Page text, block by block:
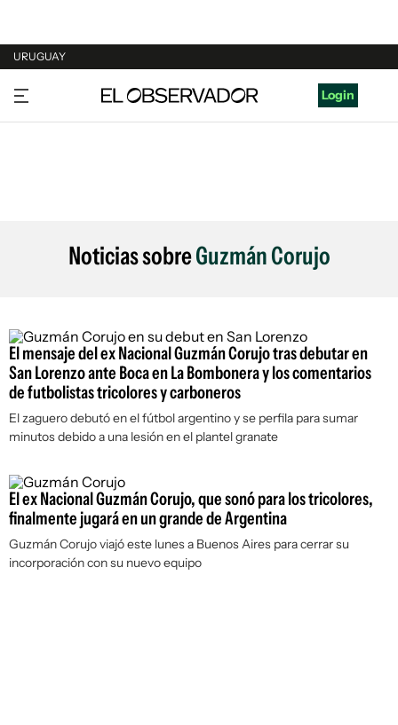
URUGUAY
URUGUAY
ARGENTINA
Login
Noticias sobreGuzmán Corujo
El mensaje del ex Nacional Guzmán Corujo tras debutar en
San Lorenzo ante Boca en La Bombonera y los comentarios
de futbolistas tricolores y carboneros
El zaguero debutó en el fútbol argentino y se perfila para sumar
minutos debido a una lesión en el plantel granate
El ex Nacional Guzmán Corujo, que sonó para los tricolores,
finalmente jugará en un grande de Argentina
Guzmán Corujo viajó este lunes a Buenos Aires para cerrar su
incorporación con su nuevo equipo